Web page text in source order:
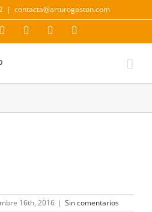
| contacta@arturogaston.com
YouTubeInstagramLinkedIn
16th, 2016 | Sin comentarios